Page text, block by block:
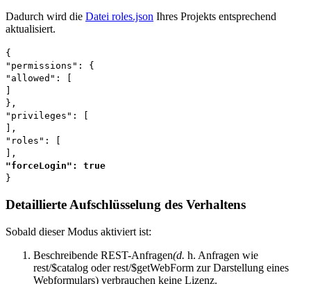
Dadurch wird die Datei roles.json Ihres Projekts entsprechend
aktualisiert.
{
"permissions": {
"allowed": [
},
"privileges": [
],
"roles": [
],
"forceLogin": true
}
Detaillierte Aufschlüsselung des Verhaltens
Sobald dieser Modus aktiviert ist:
Beschreibende REST-Anfragen(d. h. Anfragen wie
rest/$catalog oderrest/$getWebForm zur Darstellung eines
Webformulars) verbrauchen keine Lizenz.